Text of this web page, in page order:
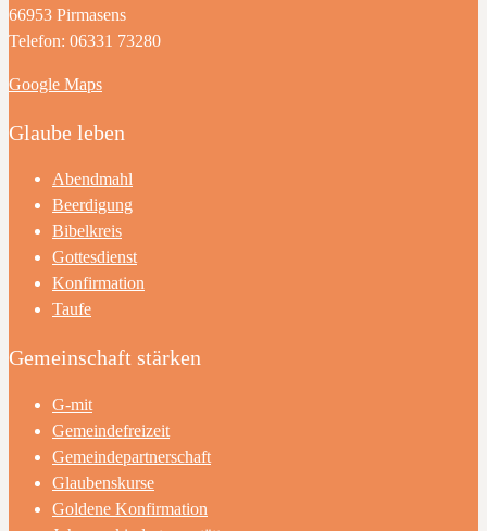
66953 Pirmasens
Telefon: 06331 73280
Google Maps
Glaube leben
Abendmahl
Beerdigung
Bibelkreis
Gottesdienst
Konfirmation
Taufe
Gemeinschaft stärken
G-mit
Gemeindefreizeit
Gemeindepartnerschaft
Glaubenskurse
Goldene Konfirmation